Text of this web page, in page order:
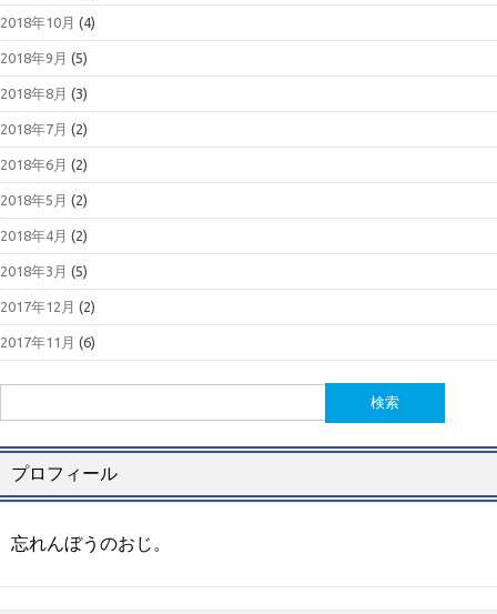
2018年10月 (4)
2018年9月 (5)
2018年8月 (3)
2018年7月 (2)
2018年6月 (2)
2018年5月 (2)
2018年4月 (2)
2018年3月 (5)
2017年12月 (2)
2017年11月 (6)
索:
プロフィール
忘れんぼうのおじ。